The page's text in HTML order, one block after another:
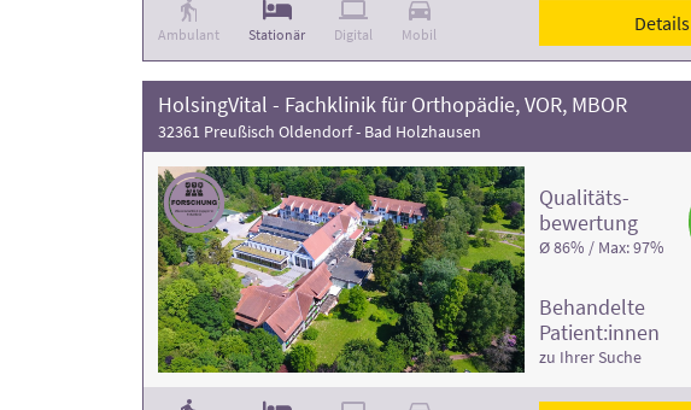
Ambulant Stationär Digital Mobil Details
HolsingVital - Fachklinik für Orthopädie, VOR, MBOR
32361 Preußisch Oldendorf - Bad Holzhausen
Qualitäts­
bewertung
Ø 86% / Max: 97%
Behandelte
Patient:innen
zu Ihrer Suche